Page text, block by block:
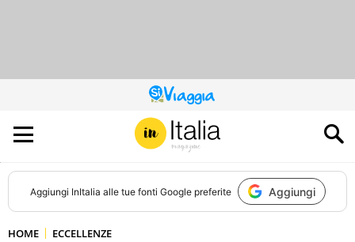
QUESTO
SITO
CONTRIBUISCE
ALL’AUDIENCE
DI
Aggiungi InItalia alle tue fonti Google preferite Aggiungi
HOME ECCELLENZE